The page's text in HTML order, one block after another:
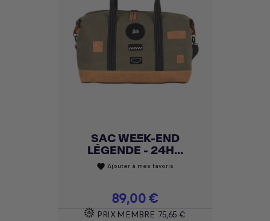
SAC WEEK-END
LÉGENDE - 24H...
favorite Ajouter à mes favoris
Prix
89,00 €
PRIX MEMBRE 75,65 €